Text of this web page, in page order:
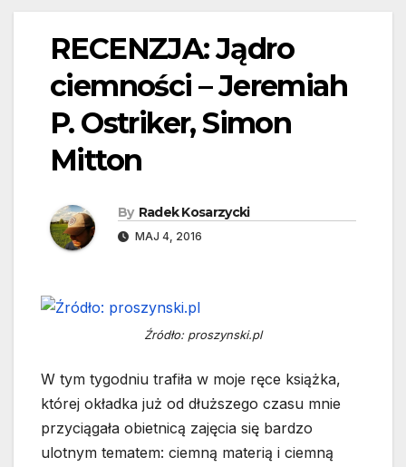
RECENZJA: Jądro
ciemności – Jeremiah
P. Ostriker, Simon
Mitton
By Radek Kosarzycki
MAJ 4, 2016
Źródło: proszynski.pl
W tym tygodniu trafiła w moje ręce książka,
której okładka już od dłuższego czasu mnie
przyciągała obietnicą zajęcia się bardzo
ulotnym tematem: ciemną materią i ciemną